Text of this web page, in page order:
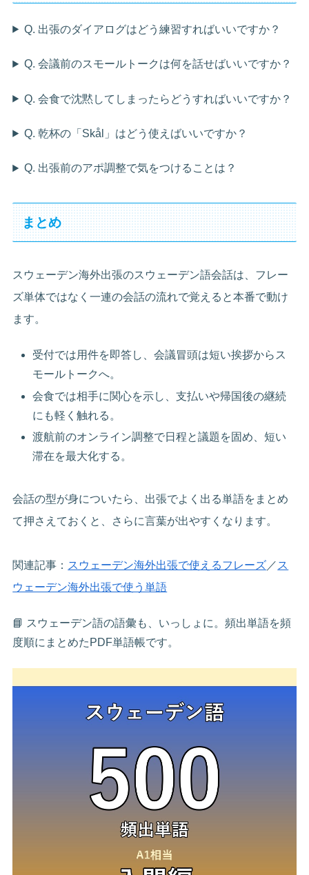
Q. 出張のダイアログはどう練習すればいいですか？
Q. 会議前のスモールトークは何を話せばいいですか？
Q. 会食で沈黙してしまったらどうすればいいですか？
Q. 乾杯の「Skål」はどう使えばいいですか？
Q. 出張前のアポ調整で気をつけることは？
まとめ
スウェーデン海外出張のスウェーデン語会話は、フレー
ズ単体ではなく一連の会話の流れで覚えると本番で動け
ます。
受付では用件を即答し、会議冒頭は短い挨拶からス
モールトークへ。
会食では相手に関心を示し、支払いや帰国後の継続
にも軽く触れる。
渡航前のオンライン調整で日程と議題を固め、短い
滞在を最大化する。
会話の型が身についたら、出張でよく出る単語をまとめ
て押さえておくと、さらに言葉が出やすくなります。
関連記事： スウェーデン海外出張で使えるフレーズ ／ ス
ウェーデン海外出張で使う単語
📘 スウェーデン語の語彙も、いっしょに。頻出単語を頻
度順にまとめたPDF単語帳です。